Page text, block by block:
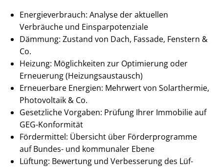
En­er­gie­ver­brauch: Analyse der aktuellen
Verbräuche und Ein­spar­po­ten­zia­le
Dämmung: Zustand von Dach, Fassade, Fenstern &
Co.
Heizung: Möglichkeiten zur Optimierung oder
Erneuerung (Hei­zungs­aus­tausch)
Erneuerbare Energien: Mehrwert von Solarthermie,
Photovoltaik & Co.
Gesetzliche Vorgaben: Prüfung Ihrer Immobilie auf
GEG-Konformität
Fördermittel: Übersicht über Förderprogramme
auf Bundes- und kommunaler Ebene
Lüftung: Bewertung und Verbesserung des Lüf­